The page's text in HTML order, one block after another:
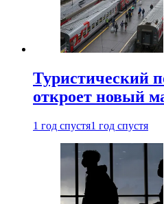
Туристический
откроет новый
1 год спустя1 год спустя